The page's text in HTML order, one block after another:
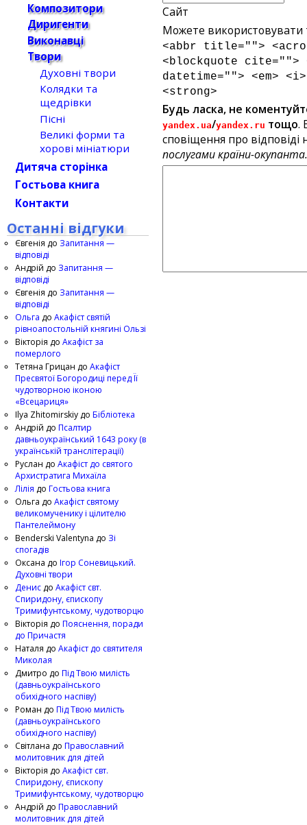
Сайт
Можете використовувати
<abbr title="">
<blockquote cite="">
datetime=""> <em>
<strong>
Будь ласка, не
yandex.ua/yandex.ru тощо.
сповіщення про відповіді
послугами країни-
Композитори
Диригенти
Виконавці
Твори
Духовні твори
Колядки та
щедрівки
Пісні
Великі форми та
хорові мініатюри
Дитяча сторінка
Гостьова книга
Контакти
Останні відгуки
Євгенія до Запитання —
відповіді
Андрій до Запитання —
відповіді
Євгенія до Запитання —
відповіді
Ольга до Акафіст святій
рівноапостольній княгині Ользі
Вікторія до Акафіст за
померлого
Тетяна Грицан до Акафіст
Пресвятої Богородиці перед Її
чудотворною іконою
«Всецариця»
Ilya Zhitomirskiy до Бібліотека
Андрій до Псалтир
давньоукраїнський 1643 року (в
українській транслітерації)
Руслан до Акафіст до святого
Архистратига Михаїла
Лілія до Гостьова книга
Ольга до Акафіст святому
великомученику і цілителю
Пантелеймону
Benderski Valentyna до Зі
спогадів
Оксана до Ігор Соневицький.
Духовні твори
Денис до Акафіст свт.
Спиридону, єпископу
Тримифунтському, чудотворцю
Вікторія до Пояснення, поради
до Причастя
Наталя до Акафіст до святителя
Миколая
Дмитро до Під Твою милість
(давньоукраїнського
обихідного наспіву)
Роман до Під Твою милість
(давньоукраїнського
обихідного наспіву)
Світлана до Православний
молитовник для дітей
Вікторія до Акафіст свт.
Спиридону, єпископу
Тримифунтському, чудотворцю
Андрій до Православний
молитовник для дітей